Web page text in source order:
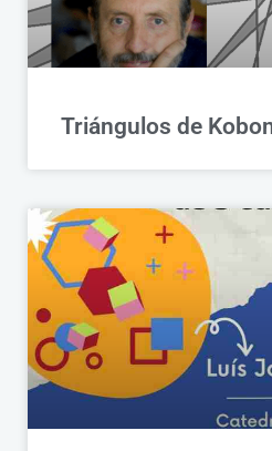
Triángulos de